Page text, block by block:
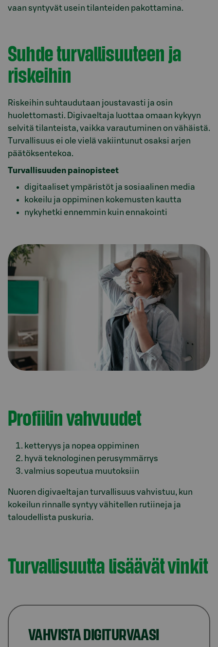
vaan syntyvät usein tilanteiden pakottamina.
Suhde turvallisuuteen ja
riskeihin
Riskeihin suhtaudutaan joustavasti ja osin
huolettomasti. Digivaeltaja luottaa omaan kykyyn
selvitä tilanteista, vaikka varautuminen on vähäistä.
Turvallisuus ei ole vielä vakiintunut osaksi arjen
päätöksentekoa.
Turvallisuuden painopisteet
digitaaliset ympäristöt ja sosiaalinen media
kokeilu ja oppiminen kokemusten kautta
nykyhetki ennemmin kuin ennakointi
Profiilin vahvuudet
ketteryys ja nopea oppiminen
hyvä teknologinen perusymmärrys
valmius sopeutua muutoksiin
Nuoren digivaeltajan turvallisuus vahvistuu, kun
kokeilun rinnalle syntyy vähitellen rutiineja ja
taloudellista puskuria.
Turvallisuutta lisäävät vinkit
VAHVISTA DIGITURVAASI